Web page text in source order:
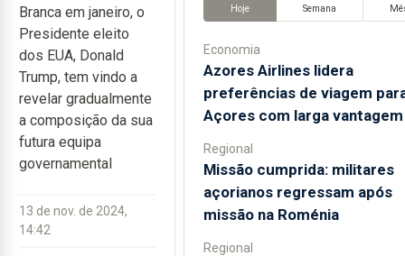
Branca em janeiro, o
Presidente eleito
dos EUA, Donald
Trump, tem vindo a
revelar gradualmente
a composição da sua
futura equipa
governamental
13 de nov. de 2024,
14:42
Hoje Semana
Economia
Azores Airlines lidera
preferências de viagem
Açores com larga vantagem
Regional
Missão cumprida: militares
açorianos regressam após
missão na Roménia
Regional